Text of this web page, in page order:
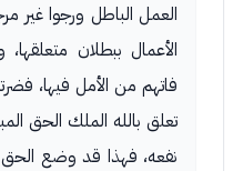
العمل الباطل ورجوا غير
الأعمال ببطلان
فاتهم من الأمل فيها،
تعلق بالله الملك الحق
نفعه، فهذا قد وضع